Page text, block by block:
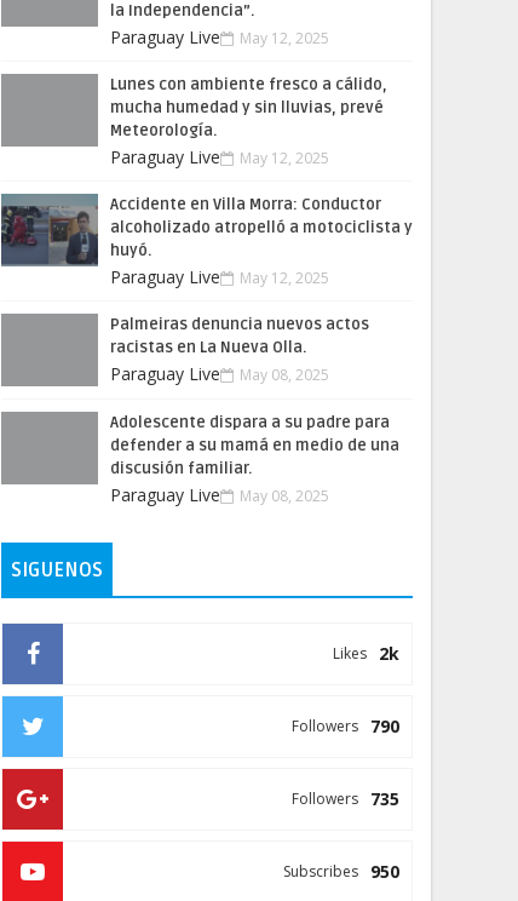
la Independencia”.
Paraguay Live May 12, 2025
Lunes con ambiente fresco a cálido,
mucha humedad y sin lluvias, prevé
Meteorología.
Paraguay Live May 12, 2025
Accidente en Villa Morra: Conductor
alcoholizado atropelló a motociclista y
huyó.
Paraguay Live May 12, 2025
Palmeiras denuncia nuevos actos
racistas en La Nueva Olla.
Paraguay Live May 08, 2025
Adolescente dispara a su padre para
defender a su mamá en medio de una
discusión familiar.
Paraguay Live May 08, 2025
SIGUENOS
2k
Likes
790
Followers
735
Followers
950
Subscribes